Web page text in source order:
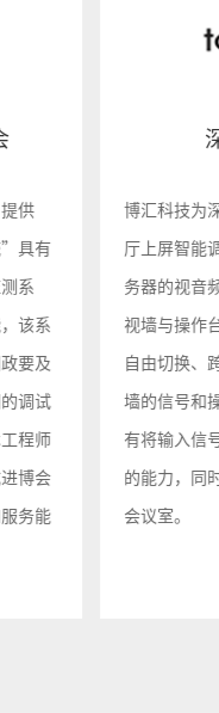
供
”具有
系
该系
要及
调试
程师
博会
务能
博汇科技为
厅上屏智能
务器的视音
视墙与操作
自由切换、
墙的信号和
有将输入信
的能力，同
会议室。